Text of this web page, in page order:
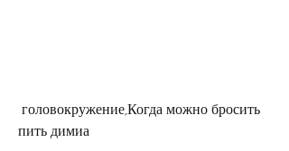
пить димиа